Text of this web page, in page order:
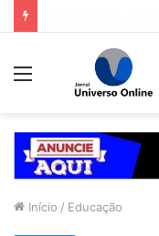
Menu
Início / Educação